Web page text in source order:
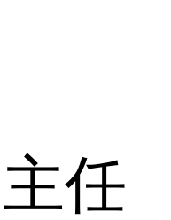
主任